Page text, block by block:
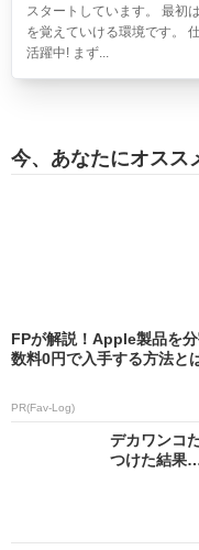
スタートしています。 最初
を覚えていける環境です。
活躍中! まず...
今、あなたにオスス
FPが解説！Apple製品を
数料0円で入手する方法と
PR(Fav-Log)
デカワンコ
つけた結果